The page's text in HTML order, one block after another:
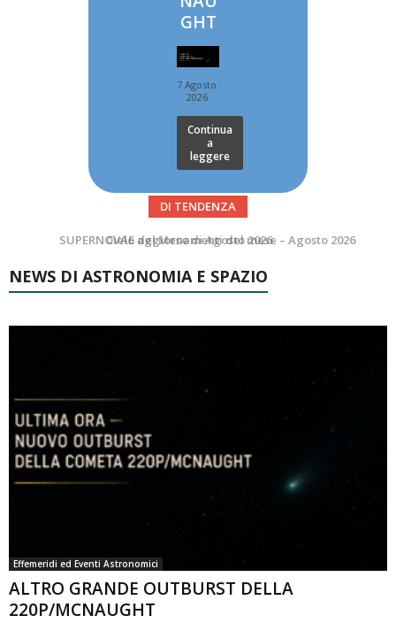
GHT
7 Agosto
2026
Continua
a
leggere
DI TENDENZA
SUPERNOVAE aggiornamenti del mese – Agosto 2026
NEWS DI ASTRONOMIA E SPAZIO
Effemeridi ed Eventi Astronomici
ALTRO GRANDE OUTBURST DELLA
220P/MCNAUGHT